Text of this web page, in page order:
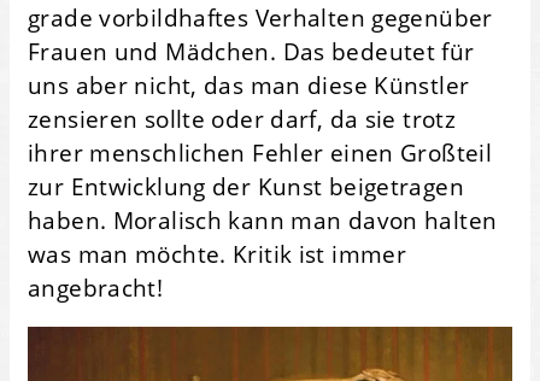
grade vorbildhaftes Verhalten gegenüber
Frauen und Mädchen. Das bedeutet für
uns aber nicht, das man diese Künstler
zensieren sollte oder darf, da sie trotz
ihrer menschlichen Fehler einen Großteil
zur Entwicklung der Kunst beigetragen
haben. Moralisch kann man davon halten
was man möchte. Kritik ist immer
angebracht!